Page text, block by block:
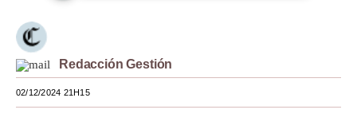
Moda
Estilos
Mundo
Redacción Gestión
02/12/2024 21H15